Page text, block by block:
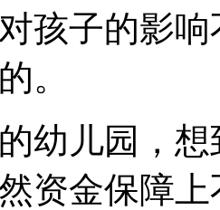
孩子的影
。
幼儿园，
资金保障